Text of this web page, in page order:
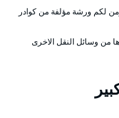
لكم ورشة مؤلفة من كوادر
من وسائل النقل الاخرى